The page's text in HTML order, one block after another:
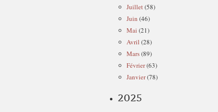
Juillet(58)
Juin (46)
Mai (21)
Avril (28)
Mars(89)
Février(63)
Janvier(78)
2025